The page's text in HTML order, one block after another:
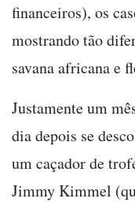
financeiros), os
mostrando tão
savana africana e
Justamente um
dia depois se
um caçador de
Jimmy Kimmel